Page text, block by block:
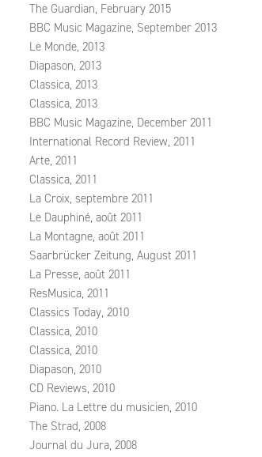
The Guardian, February 2015
BBC Music Magazine, September 2013
Le Monde, 2013
Diapason, 2013
Classica, 2013
Classica, 2013
BBC Music Magazine, December 2011
International Record Review, 2011
Arte, 2011
Classica, 2011
La Croix, septembre 2011
Le Dauphiné, août 2011
La Montagne, août 2011
Saarbrücker Zeitung, August 2011
La Presse, août 2011
ResMusica, 2011
Classics Today, 2010
Classica, 2010
Classica, 2010
Diapason, 2010
CD Reviews, 2010
Piano. La Lettre du musicien, 2010
The Strad, 2008
Journal du Jura, 2008